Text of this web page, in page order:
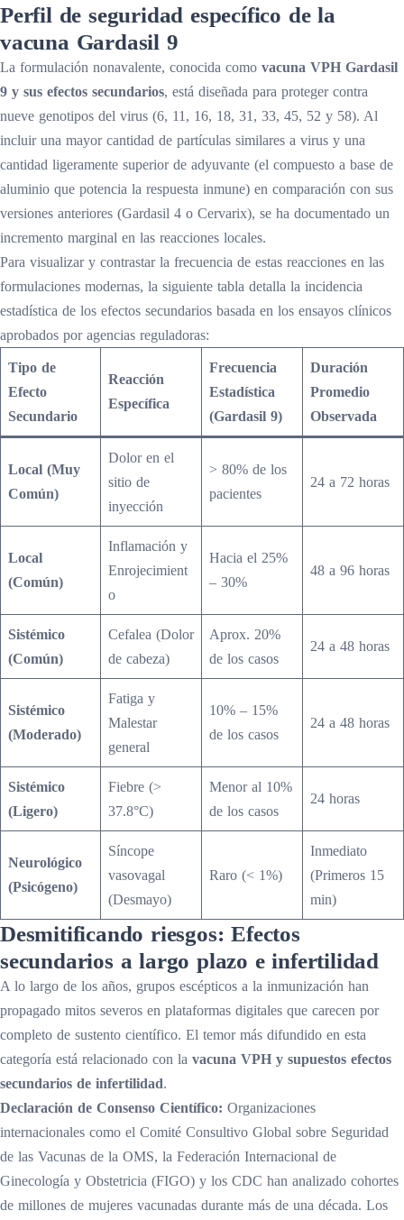
Perfil de seguridad específico de la
vacuna Gardasil 9
La formulación nonavalente, conocida como vacuna VPH Gardasil
9 y sus efectos secundarios, está diseñada para proteger contra
nueve genotipos del virus (6, 11, 16, 18, 31, 33, 45, 52 y 58). Al
incluir una mayor cantidad de partículas similares a virus y una
cantidad ligeramente superior de adyuvante (el compuesto a base de
aluminio que potencia la respuesta inmune) en comparación con sus
versiones anteriores (Gardasil 4 o Cervarix), se ha documentado un
incremento marginal en las reacciones locales.
Para visualizar y contrastar la frecuencia de estas reacciones en las
formulaciones modernas, la siguiente tabla detalla la incidencia
estadística de los efectos secundarios basada en los ensayos clínicos
aprobados por agencias reguladoras:
Tipo de
Efecto
Secundario
Reacción
Específica
Frecuencia
Estadística
(Gardasil 9)
Duración
Promedio
Observada
Local (Muy
Común)
Dolor en el
sitio de
inyección
> 80% de los
pacientes
24 a 72 horas
Local
(Común)
Inflamación y
Enrojecimient
o
Hacia el 25%
– 30%
48 a 96 horas
Sistémico
(Común)
Cefalea (Dolor
de cabeza)
Aprox. 20%
de los casos
24 a 48 horas
Sistémico
(Moderado)
Fatiga y
Malestar
general
10% – 15%
de los casos
24 a 48 horas
Sistémico
(Ligero)
Fiebre (>
37.8°C)
Menor al 10%
de los casos
24 horas
Neurológico
(Psicógeno)
Síncope
vasovagal
(Desmayo)
Raro (< 1%)
Inmediato
(Primeros 15
min)
Desmitificando riesgos: Efectos
secundarios a largo plazo e infertilidad
A lo largo de los años, grupos escépticos a la inmunización han
propagado mitos severos en plataformas digitales que carecen por
completo de sustento científico. El temor más difundido en esta
categoría está relacionado con la vacuna VPH y supuestos efectos
secundarios de infertilidad.
Declaración de Consenso Científico: Organizaciones
internacionales como el Comité Consultivo Global sobre Seguridad
de las Vacunas de la OMS, la Federación Internacional de
Ginecología y Obstetricia (FIGO) y los CDC han analizado cohortes
de millones de mujeres vacunadas durante más de una década. Los